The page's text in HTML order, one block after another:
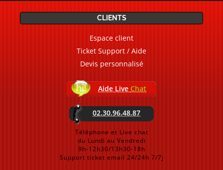
CLIENTS
Espace client
Ticket Support / Aide
Devis personnalisé
Aide Live Chat
02.30.96.48.87
Téléphone et Live chat
du Lundi au Vendredi
9h-12h30/13h30-18h
Support ticket email 24/24h 7/7j